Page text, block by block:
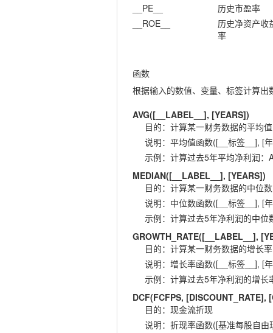
__PE__
历史市盈率
__ROE__
历史净资产收
率
函数
根据输入的数值、变量、标签计算出
AVG([__LABEL__], [YEARS])
目的： 计算某一财务数据的平均值
说明： 平均值函数([__标签__], [
示例： 计算过去5年平均净利润：
MEDIAN([__LABEL__], [YEARS])
目的： 计算某一财务数据的中位数
说明： 中位数函数([__标签__], [
示例： 计算过去5年净利润的中位
GROWTH_RATE([__LABEL__],
目的： 计算某一财务数据的增长率
说明： 增长率函数([__标签__], [
示例： 计算过去5年净利润的增长
DCF(FCFPS, [DISCOUNT_RATE],
目的： 现金流折现
说明： 折现率函数([基准每股自